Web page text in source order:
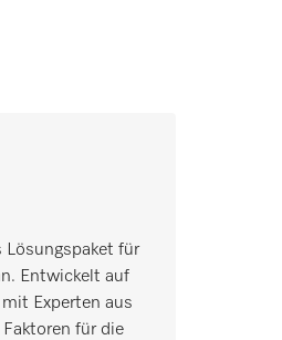
für
Entwickelt auf
Experten aus
für die